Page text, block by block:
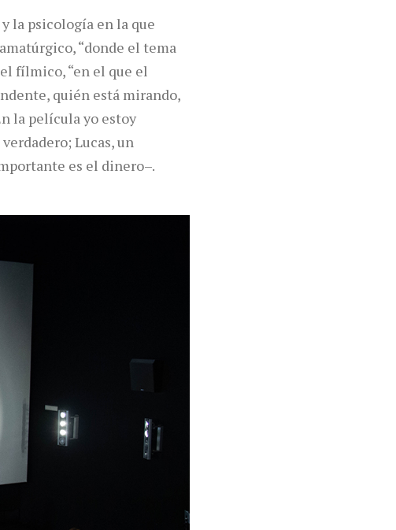
la psicología en la que
“donde el tema
fílmico, “en el que el
quién está mirando,
la película yo estoy
Lucas, un
es el dinero–.